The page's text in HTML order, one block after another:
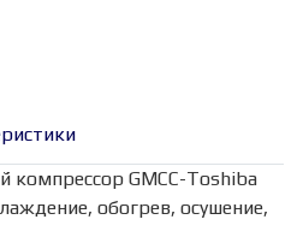
компрессор GMCC-Toshiba
обогрев, осушение,